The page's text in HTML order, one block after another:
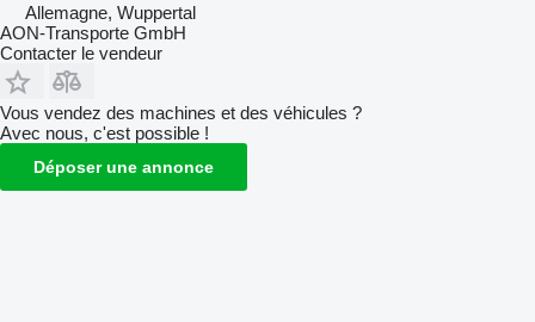
Allemagne, Wuppertal
AON-Transporte GmbH
Contacter le vendeur
Vous vendez des machines et des véhicules ?
Avec nous, c'est possible !
Déposer une annonce